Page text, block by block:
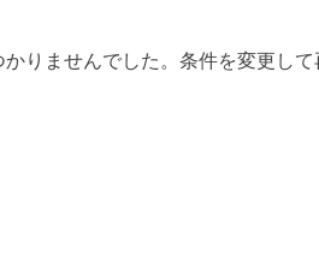
りませんでした。条件を変更して